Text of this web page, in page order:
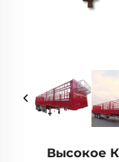
Высокое